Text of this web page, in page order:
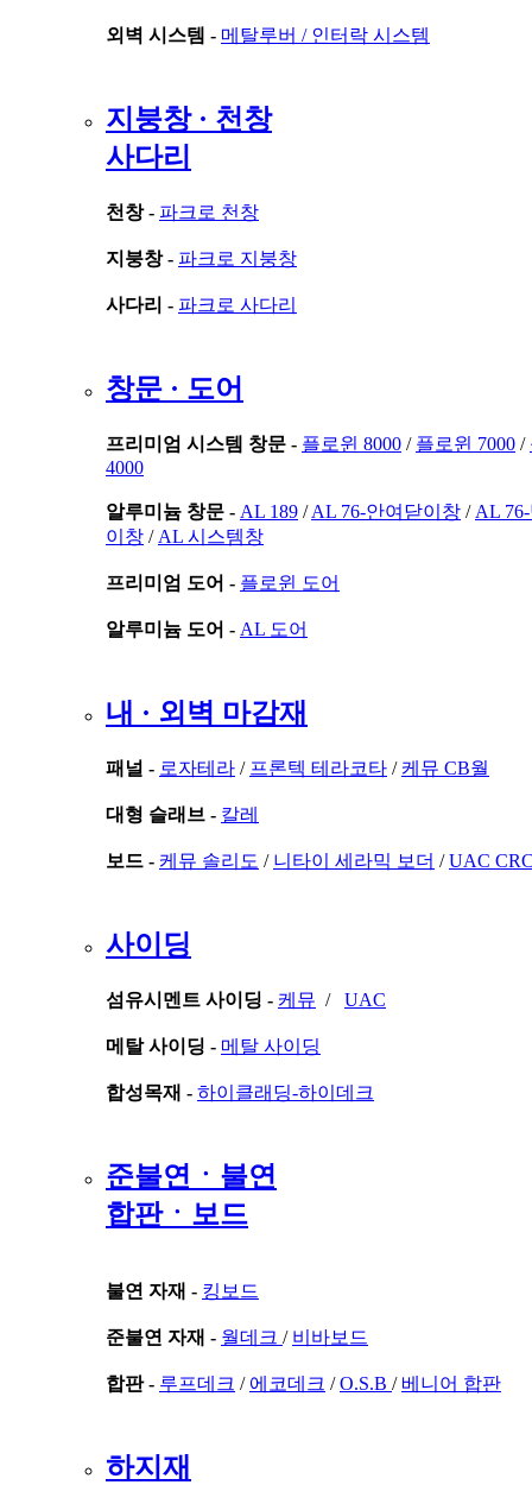
외벽 시스템 - 메탈루버 / 인터락 시스템
지붕창 · 천창
사다리
천창 - 파크로 천창
지붕창 - 파크로 지붕창
사다리 - 파크로 사다리
창문 · 도어
프리미엄 시스템 창문 - 플로윈 8000 / 플로윈 7000 /
4000
알루미늄 창문 - AL 189 /AL 76-안여닫이창 / AL
이창 / AL 시스템창
프리미엄 도어 - 플로윈 도어
알루미늄 도어 - AL 도어
내 · 외벽 마감재
패널 - 로자테라 / 프론텍 테라코타 / 케뮤 CB월
대형 슬래브 - 칼레
보드 - 케뮤 솔리도 / 니타이 세라믹 보더 /UAC
사이딩
섬유시멘트 사이딩 - 케뮤 / UAC
메탈 사이딩 - 메탈 사이딩
합성목재 - 하이클래딩-하이데크
준불연ㆍ불연
합판ㆍ보드
불연 자재 - 킹보드
준불연 자재 - 월데크 / 비바보드
합판 - 루프데크 / 에코데크 /O.S.B / 베니어 합판
하지재